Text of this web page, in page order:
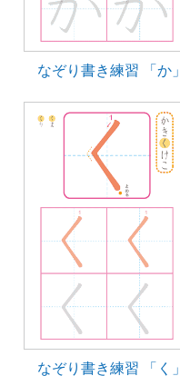
なぞり書き練習 「か」
なぞり書き練習 「く」